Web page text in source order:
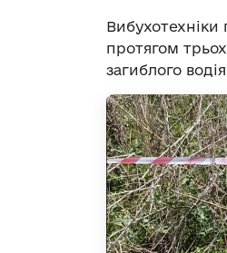
Вибухотехніки
протягом
загиблого